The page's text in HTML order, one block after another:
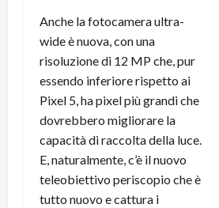
Anche la fotocamera ultra-
wide è nuova, con una
risoluzione di 12 MP che, pur
essendo inferiore rispetto ai
Pixel 5, ha pixel più grandi che
dovrebbero migliorare la
capacità di raccolta della luce.
E, naturalmente, c’è il nuovo
teleobiettivo periscopio che è
tutto nuovo e cattura i